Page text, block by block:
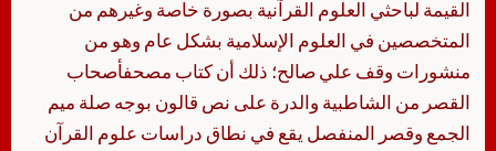
القيمة لباحثي العلوم القرآنية بصورة خاصة وغيرهم من
المتخصصين في العلوم الإسلامية بشكل عام وهو من
منشورات وقف علي صالح؛ ذلك أن كتاب مصحفأصحاب
القصر من الشاطبية والدرة على نص قالون بوجه صلة ميم
الجمع وقصر المنفصل يقع في نطاق دراسات علوم القرآن